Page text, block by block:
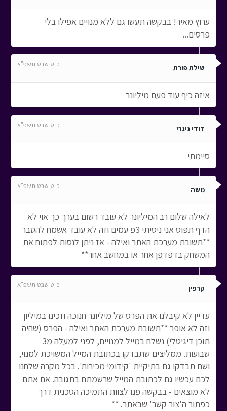
ערוץ מאיר! בבקשה תעשו גם ללא מנויים אפילו בלי
פרסים...
שילת פורת כ"ט שבט תשפ"א
איזה כיף עוד פעם מיליונר
דודי ניגרי כ"ט שבט תשפ"א
סיימתי
משה כ"ט שבט תשפ"א
לאילה שלום רב המיליונר לא עובד רשום בערך כך אוי לא
הדף תפוס אני ניסיתי 3פ עמים וזה לא עובד אשמח להסבר
**תשובת מערכת האתר ואילה - אז ניתן לנסות לפתוח את
המשחק בדפדפן אחר או במחשב אחר**
קרפין כ"ט שבט תשפ"א
עדיין לא קיבלנו את הפרס של מיליונר חנוכה וזכינו במיליון
וזה לא אופר **תשובת מערכת האתר ואילה - הפרס (שהיה
תוכן דיגיטלי) נשלח במייל למנויים, לפני למעלה מ3
שבועות. ממליצים שתבדקו בכתובת המייל המשויכת למנוי,
ושם תבדקו גם בתיקיית 'קידומי מכירות'. בכל מקרה שלחנו
לכם עכשיו גם לכתובת המייל שרשמתם בתגובה. אם אתם
לא מוצאים - בבקשה פנו לצוות התמיכה הטכנית דרך
כפתור ה'צור קשר' שבאתר. **